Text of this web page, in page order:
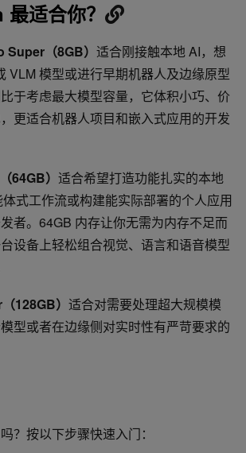
最适合你？
Super （8GB） 适合刚接触本地 AI，想
VLM 模型或进行早期机器人及边缘原型
于考虑最大模型容量，它体积小巧、价
更适合机器人项目和嵌入式应用的开发
（64GB） 适合希望打造功能扎实的本地
式工作流或构建能实际部署的个人应用
者。64GB 内存让你无需为内存不足而
设备上轻松组合视觉、语言和语音模型
（128GB） 适合对需要处理超大规模模
型或者在边缘侧对实时性有严苛要求的
？按以下步骤快速入门：